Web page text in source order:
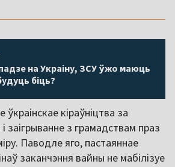
на Украіну, ЗСУ ўжо маюць
біць?
кіраўніцтва за
заігрыванне з грамадствам праз
Паводле яго, пастаяннае
заканчэння вайны не мабілізуе